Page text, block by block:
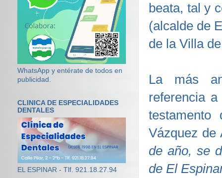
beata, tal y
(alcalde de
de la Villa
La más
referencia
Vázquez de
de año, se
de El
WhatsApp y entérate de todos en
publicidad.
CLINICA DE ESPECIALIDADES
DENTALES
EL ESPINAR - Tlf. 921.18.27.94